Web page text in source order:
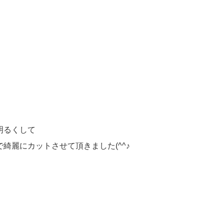
るくして
麗にカットさせて頂きました(^^♪